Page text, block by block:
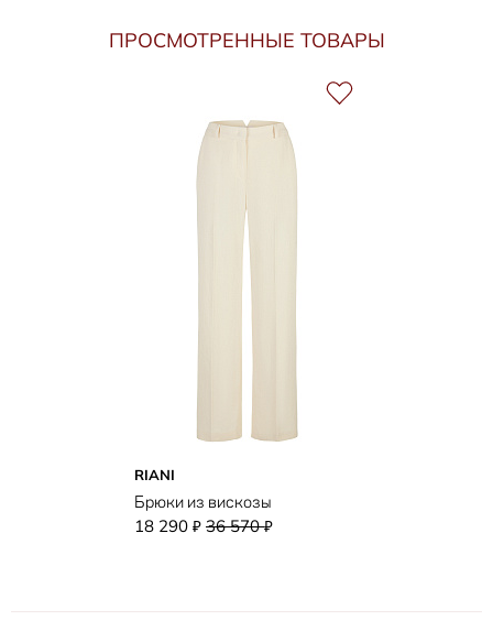
ПРОСМОТРЕННЫЕ ТОВАРЫ
RIANI
Брюки из вискозы
18 290 ₽ 36 570₽